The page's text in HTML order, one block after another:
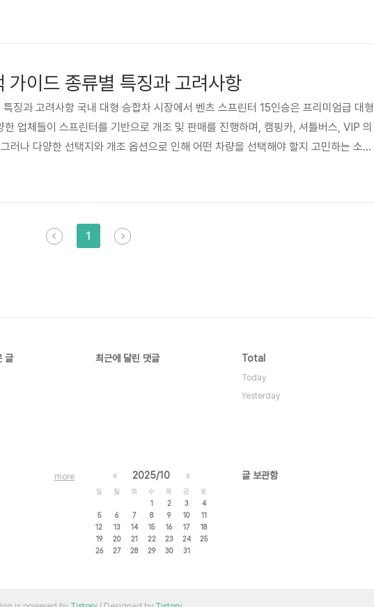
고려해야 할 중요한 요소들을 종합적으로 분석하고, 여러분의 상황에 맞는 최적의 선
가이드 종류별 특징과 고려사항
징과 고려사항 국내 대형 승합차 시장에서 벤츠 스프린터 15인승은 프리미엄급 대형
업체들이 스프린터를 기반으로 개조 및 판매를 진행하며, 캠핑카, 셔틀버스, VIP 의
러나 다양한 선택지와 개조 옵션으로 인해 어떤 차량을 선택해야 할지 고민하는 소비
승 선택에 필요한 정보를 종합적으로 제공하여 최적의 차량 선택을 돕고자 합니다.
1
글 최근에 달린 댓글 Total
Today
Yesterday
more « 2025/10 »
일 월 화 수 목 금
토
1
2 3
4
5
6 7 8 9 10
11
12
13 14 15 16 17
18
19
20 21 22 23 24
25
26
27 28 29 30 31
글 보관함